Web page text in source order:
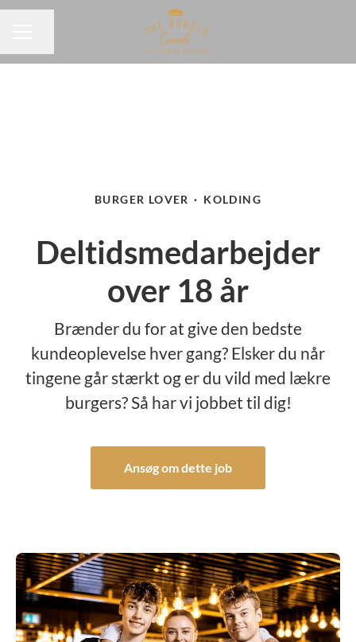
BURGER LOVER · KOLDING
Deltidsmedarbejder
over 18 år
Brænder du for at give den bedste
kundeoplevelse hver gang? Elsker du når
tingene går stærkt og er du vild med lækre
burgers? Så har vi jobbet til dig!
Ansøg om dette job